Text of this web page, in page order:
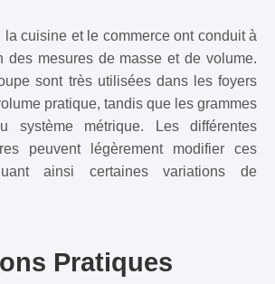
cuisine et le commerce ont conduit à
des mesures de masse et de volume.
sont très utilisées dans les foyers
pratique, tandis que les grammes
système métrique. Les différentes
peuvent légèrement modifier ces
ainsi certaines variations de
Pratiques